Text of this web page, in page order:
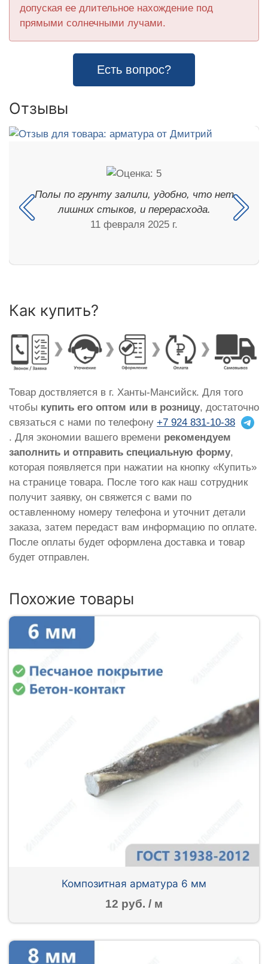
допуская ее длительное нахождение под
прямыми солнечными лучами.
Есть вопрос?
Отзывы
Полы по грунту залили, удобно, что нет
лишних стыков, и перерасхода.
11 февраля 2025 г.
Как купить?
Товар доствляется в г. Ханты-Мансийск. Для того
чтобы купить его оптом или в розницу, достаточно
связаться с нами по телефону +7 924 831-10-38
. Для экономии вашего времени рекомендуем
заполнить и отправить специальную форму,
которая появляется при нажатии на кнопку «Купить»
на странице товара. После того как наш сотрудник
получит заявку, он свяжется с вами по
оставленному номеру телефона и уточнит детали
заказа, затем передаст вам информацию по оплате.
После оплаты будет оформлена доставка и товар
будет отправлен.
Похожие товары
Композитная арматура 6 мм
12 руб. / м